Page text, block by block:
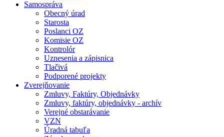
Samospráva
Obecný úrad
Starosta
Poslanci OZ
Komisie OZ
Kontrolór
Uznesenia a zápisnica
Tlačivá
Podporené projekty
Zverejňovanie
Zmluvy, Faktúry, Objednávky
Zmluvy, faktúry, objednávky - archív
Verejné obstarávanie
VZN
Úradná tabuľa